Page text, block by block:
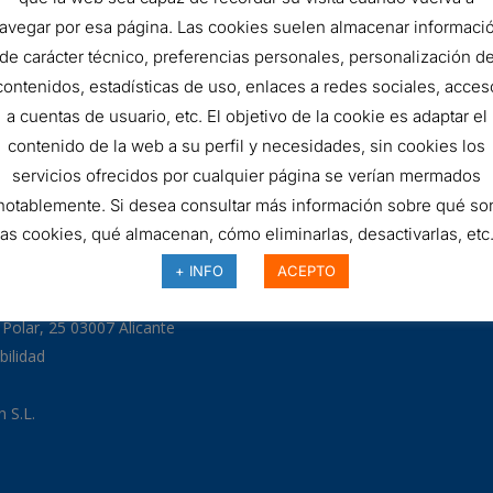
FILTRO
HIDRÁULICO
AÑADIR AL
SKU: C132G10
25 03007 Alicante
S.L.
por esa página. Las cookies suelen almacenar
carácter técnico, preferencias personales, personalización de
estadísticas de uso, enlaces a redes sociales,
a cuentas de usuario, etc. El objetivo de la cookie es adaptar el
contenido de la web a su perfil y necesidades, sin cookies los
servicios ofrecidos por cualquier página se verían mermados
Si desea consultar más información sobre qué
cookies, qué almacenan, cómo eliminarlas, desactivarlas,
+ INFO ACEPTO